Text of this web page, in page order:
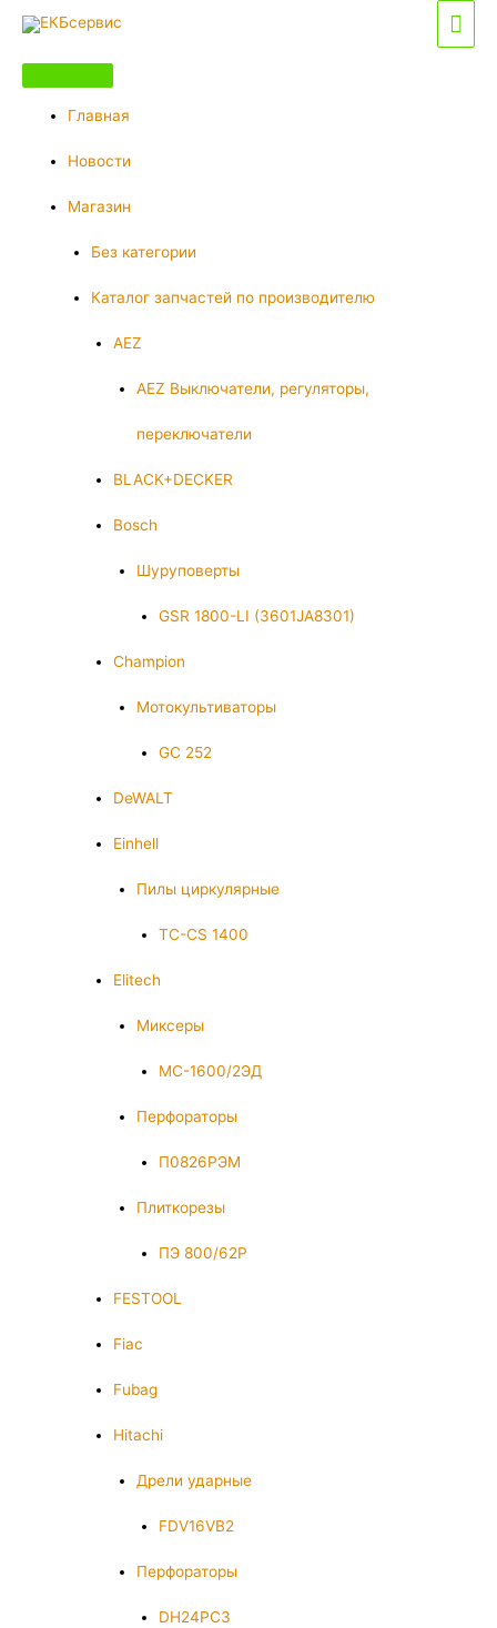
Перейти
содержимому
Главная
Новости
Магазин
Без категории
Каталог запчастей по производителю
AEZ
AEZ Выключатели, регуляторы,
переключатели
BLACK+DECKER
Bosch
Шуруповерты
GSR 1800-LI (3601JA8301)
Champion
Мотокультиваторы
GC 252
DeWALT
Einhell
Пилы циркулярные
TC-CS 1400
Elitech
Миксеры
МС-1600/2ЭД
Перфораторы
П0826РЭМ
Плиткорезы
ПЭ 800/62Р
FESTOOL
Fiac
Fubag
Hitachi
Дрели ударные
FDV16VB2
Перфораторы
DH24PC3